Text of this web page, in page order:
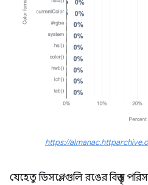
https://
যেহেতু ডিসপ্লেগুলি রঙের বিস্তৃত